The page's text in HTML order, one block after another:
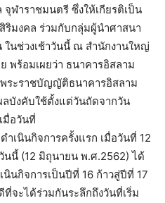
ฬาราชมนตรี ซึ่งให้เกียรติเป็น
ริมงคล ร่วมกับกลุ่มผู้นำศาสนา
นช่วงเช้าวันนี้ ณ สำนักงานใหญ่
พร้อมเผยว่า ธนาคารอิสลาม
ระราชบัญญัติธนาคารอิสลาม
บังคับใช้ตั้งแต่วันถัดจากวัน
มื่อวันที่
เนินกิจการครั้งแรก เมื่อวันที่ 12
นี้ (12 มิถุนายน พ.ศ.2562) ได้
นกิจการเป็นปีที่ 16 ก้าวสู่ปีที่ 17
จะได้ร่วมกันระลึกถึงวันที่เริ่ม